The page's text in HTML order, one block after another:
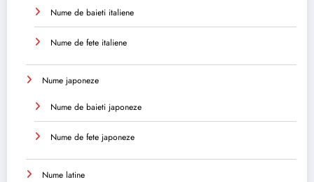
Nume de baieti italiene
Nume de fete italiene
Nume japoneze
Nume de baieti japoneze
Nume de fete japoneze
Nume latine